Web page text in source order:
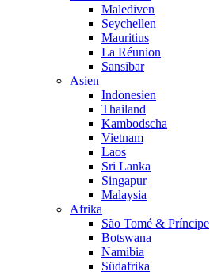
Malediven
Seychellen
Mauritius
La Réunion
Sansibar
Asien
Indonesien
Thailand
Kambodscha
Vietnam
Laos
Sri Lanka
Singapur
Malaysia
Afrika
São Tomé & Príncipe
Botswana
Namibia
Südafrika